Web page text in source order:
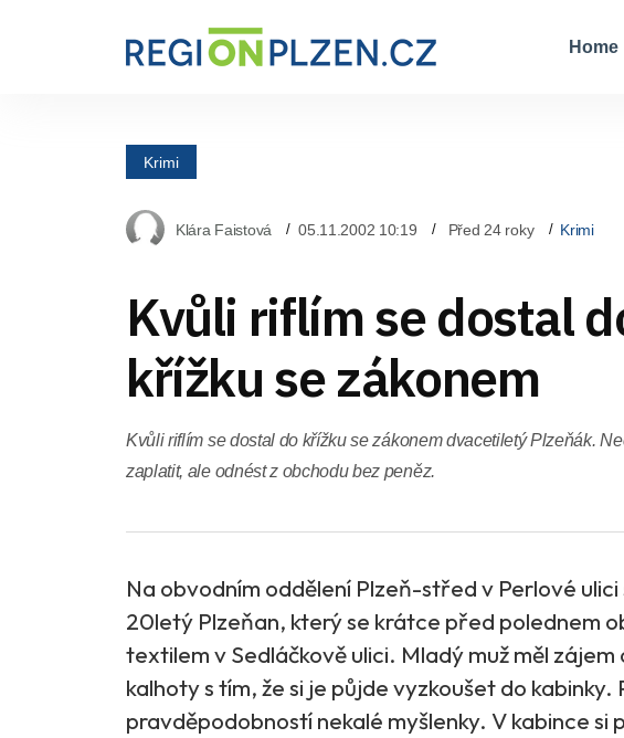
Home
Krimi
Klára Faistová 05.11.2002 10:19 Před 24 roky Krimi
Kvůli riflím se dostal
křížku se zákonem
Kvůli riflím se dostal do křížku se zákonem dvacetiletý Plzeňák.
zaplatit, ale odnést z obchodu bez peněz.
Na obvodním oddělení Plzeň-střed v Perlové
20letý Plzeňan, který se krátce před polednem
textilem v Sedláčkově ulici. Mladý muž měl
kalhoty s tím, že si je půjde vyzkoušet do kabinky.
pravděpodobností nekalé myšlenky. V kabince